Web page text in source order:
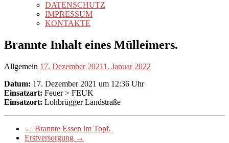
DATENSCHUTZ
IMPRESSUM
KONTAKTE
Brannte Inhalt eines Mülleimers.
Allgemein 17. Dezember 20211. Januar 2022
Datum: 17. Dezember 2021 um 12:36 Uhr
Einsatzart: Feuer > FEUK
Einsatzort: Lohbrügger Landstraße
← Brannte Essen im Topf.
Erstversorgung →